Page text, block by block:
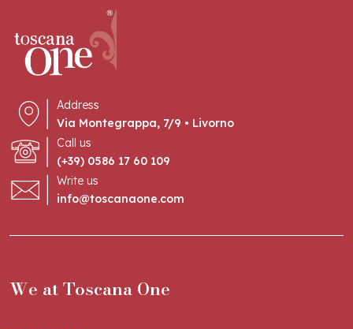
Address
Via Montegrappa, 7/9 • Livorno
Call us
(+39) 0586 17 60 109
Write us
info@toscanaone.com
We at Toscana One